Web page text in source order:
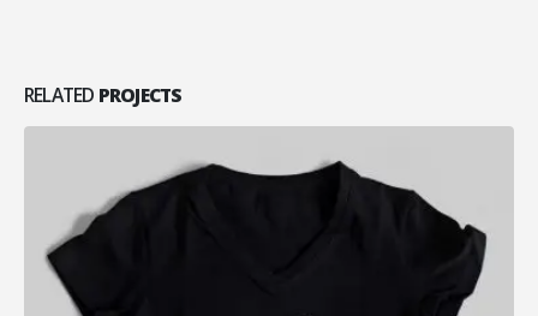
RELATED PROJECTS